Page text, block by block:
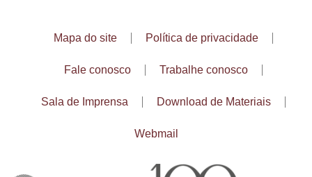
Mapa do site Política de privacidade
Fale conosco Trabalhe conosco
Sala de Imprensa Download de Materiais
Webmail